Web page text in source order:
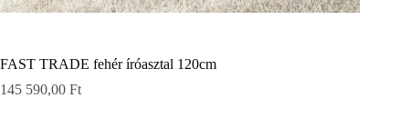
FAST TRADE fehér íróasztal 120cm
145 590,00 Ft